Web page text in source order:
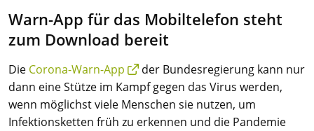
Warn-App für das Mobiltelefon steht
zum Download bereit
Die Corona-Warn-App
der Bundesregierung kann nur
dann eine Stütze im Kampf gegen das Virus werden,
wenn möglichst viele Menschen sie nutzen, um
Infektionsketten früh zu erkennen und die Pandemie